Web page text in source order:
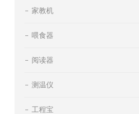
家教机
喂食器
阅读器
测温仪
工程宝